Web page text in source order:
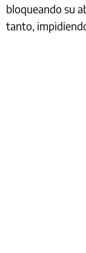
bloqueando su
tanto,